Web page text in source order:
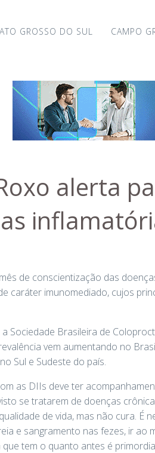
GROSSO DO SUL CAMPO
alerta
de conscientização das
caráter imunomediado, cujos
Sociedade Brasileira de
vem aumentando no
Sul e Sudeste do país.
as DIIs deve ter
se tratarem de doenças
de vida, mas não cura.
e sangramento nas fezes, ir
que tem o quanto antes é